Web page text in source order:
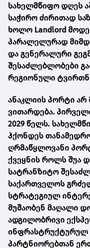
სახელმწიფო დღეს
საჭირო ძირითად
ხოლო Landlord
პარალელურად
და გენერალური
შესაძლებლობები
რეგიონული
ანაკლიის პორტი არ
ვითარდება.
2029 წელს.
ჰქონდეს
ღრმაწყლოვანი
ქვეყნის როლს შუა
სატრანზიტო
საქართველოს
სტრატეგიულ
მუშაობენ მაღალი
ადგილობრივი
ინფრასტრუქტურულ
პარტნიორებთან